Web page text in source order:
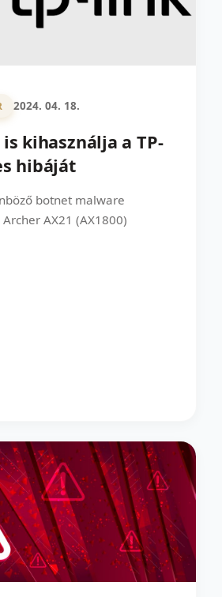
2024. 04. 18.
kihasználja a TP-
hibáját
botnet malware
AX21 (AX1800)